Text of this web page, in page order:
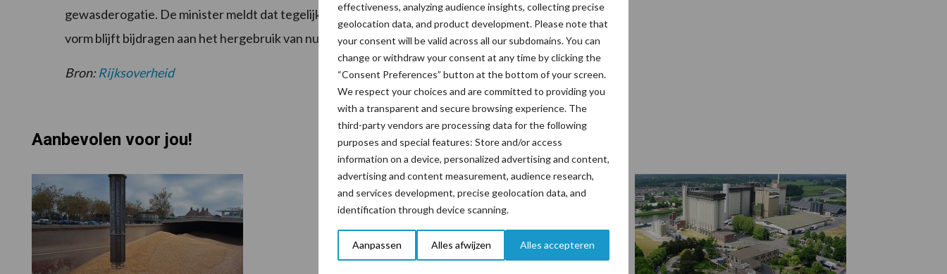
effectiveness, analyzing audience insights, collecting precise
geolocation data, and product development. Please note that
your consent will be valid across all our subdomains. You can
change or withdraw your consent at any time by clicking the
“Consent Preferences” button at the bottom of your screen.
We respect your choices and are committed to providing you
with a transparent and secure browsing experience. The
third-party vendors are processing data for the following
purposes and special features: Store and/or access
information on a device, personalized advertising and content,
advertising and content measurement, audience research,
and services development, precise geolocation data, and
identification through device scanning.
Aanpassen Alles afwijzen Alles accepteren
gewasderogatie. De minister meldt dat tegelijkertijd de Nederlandse derogatie ook in de huidige
vorm blijft bijdragen aan het hergebruik van nutriënten uit dierlijke mest op het eigen bedrijf.
Bron:Rijksoverheid
Aanbevolen voor jou!